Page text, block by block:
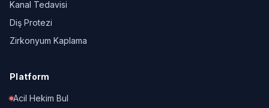
Kanal Tedavisi
Diş Protezi
Zirkonyum Kaplama
Platform
Acil Hekim Bul